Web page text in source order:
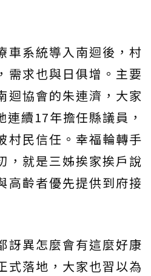
車系統導入南迴後，村
需求也與日俱增。主要
迴協會的朱連濟，大家
續17年擔任縣議員，
村民信任。幸福輪轉手
，就是三姊挨家挨戶說
高齡者優先提供到府接
訝異怎麼會有這麼好康
式落地，大家也習以為